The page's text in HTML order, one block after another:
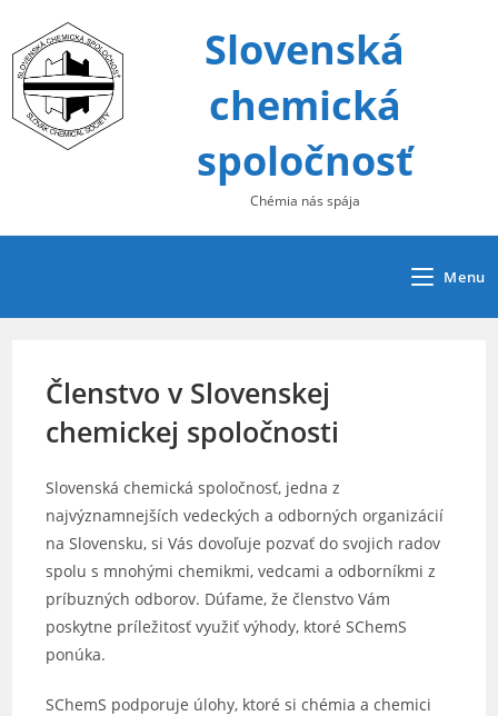
content
Slovenská
chemická
spoločnosť
Chémia nás spája
Menu
Členstvo v Slovenskej
chemickej spoločnosti
Slovenská chemická spoločnosť, jedna z
najvýznamnejších vedeckých a odborných organizácií
na Slovensku, si Vás dovoľuje pozvať do svojich radov
spolu s mnohými chemikmi, vedcami a odborníkmi z
príbuzných odborov. Dúfame, že členstvo Vám
poskytne príležitosť využiť výhody, ktoré SChemS
ponúka.
SChemS podporuje úlohy, ktoré si chémia a chemici